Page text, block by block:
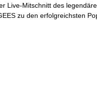
Live-Mitschnitt des
zu den erfolgreichsten